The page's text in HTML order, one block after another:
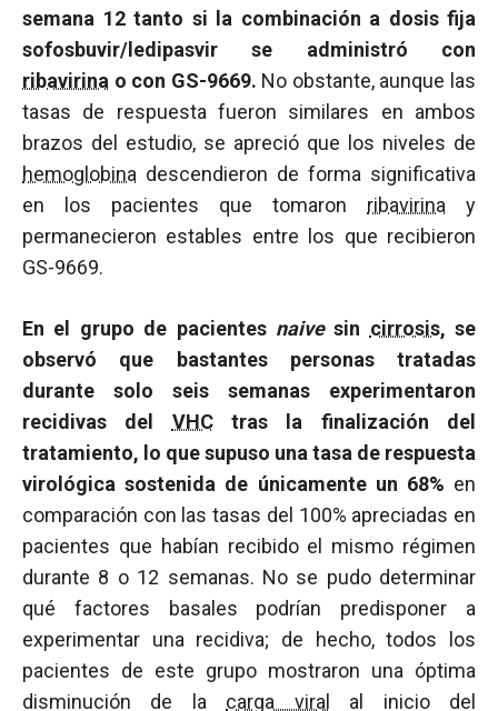
semana 12 tanto si la combinación a dosis fija
sofosbuvir/ledipasvir se administró con
ribavirina o con GS-9669. No obstante, aunque las
tasas de respuesta fueron similares en ambos
brazos del estudio, se apreció que los niveles de
hemoglobina descendieron de forma significativa
en los pacientes que tomaron ribavirina y
permanecieron estables entre los que recibieron
GS-9669.
En el grupo de pacientes naivesin cirrosis, se
observó que bastantes personas tratadas
durante solo seis semanas experimentaron
recidivas del VHCtras la finalización del
tratamiento, lo que supuso una tasa de respuesta
virológica sostenida de únicamente un 68% en
comparación con las tasas del 100% apreciadas en
pacientes que habían recibido el mismo régimen
durante 8 o 12 semanas. No se pudo determinar
qué factores basales podrían predisponer a
experimentar una recidiva; de hecho, todos los
pacientes de este grupo mostraron una óptima
disminución de la carga viral
al inicio del